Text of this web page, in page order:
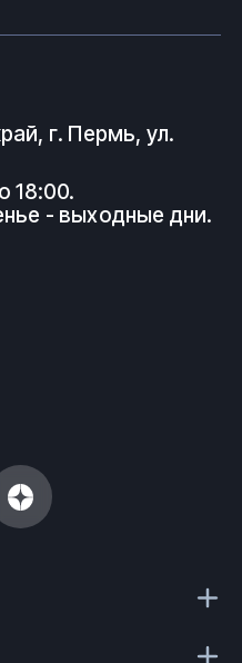
г. Пермь, ул.
18:00.
- выходные дни.